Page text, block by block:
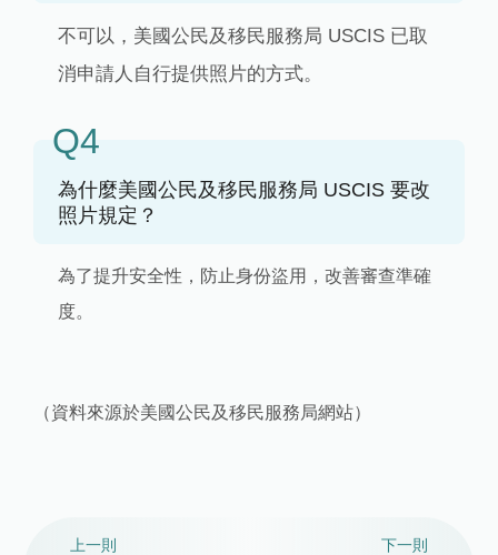
不可以，美國公民及移民服務局 USCIS 已取
消申請人自行提供照片的方式。
Q4
為什麼美國公民及移民服務局 USCIS 要改
照片規定？
為了提升安全性，防止身份盜用，改善審查準確
度。
（資料來源於美國公民及移民服務局網站）
上一則
下一則